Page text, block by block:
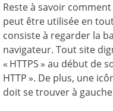
Reste à savoir
peut être utilisée en
consiste à regarder la
navigateur. Tout site
« HTTPS » au début de
HTTP ». De plus, une
doit se trouver à